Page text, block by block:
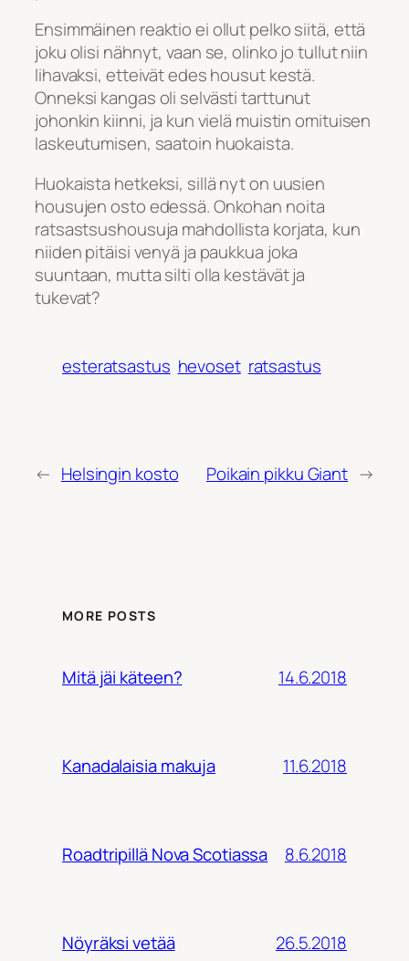
Ensimmäinen reaktio ei ollut pelko siitä, että
joku olisi nähnyt, vaan se, olinko jo tullut niin
lihavaksi, etteivät edes housut kestä.
Onneksi kangas oli selvästi tarttunut
johonkin kiinni, ja kun vielä muistin omituisen
laskeutumisen, saatoin huokaista.
Huokaista hetkeksi, sillä nyt on uusien
housujen osto edessä. Onkohan noita
ratsastsushousuja mahdollista korjata, kun
niiden pitäisi venyä ja paukkua joka
suuntaan, mutta silti olla kestävät ja
tukevat?
esteratsastus hevoset ratsastus
← Helsingin kosto Poikain pikku Giant →
MORE POSTS
Mitä jäi käteen? 14.6.2018
Kanadalaisia makuja 11.6.2018
Roadtripillä Nova Scotiassa 8.6.2018
Nöyräksi vetää 26.5.2018